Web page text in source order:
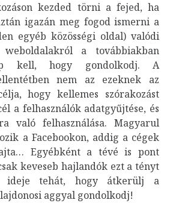
kezded törni a fejed, ha
igazán meg fogod ismerni a
egyéb közösségi oldal) valódi
a továbbiakban
kell, hogy gondolkodj. A
nem az ezeknek az
hogy kellemes szórakozást
a felhasználók adatgyűjtése, és
való felhasználása. Magyarul
a Facebookon, addig a cégek
Egyébként a tévé is pont
keveseb hajlandók ezt a tényt
ideje tehát, hogy átkerülj a
aggyal gondolkodj!